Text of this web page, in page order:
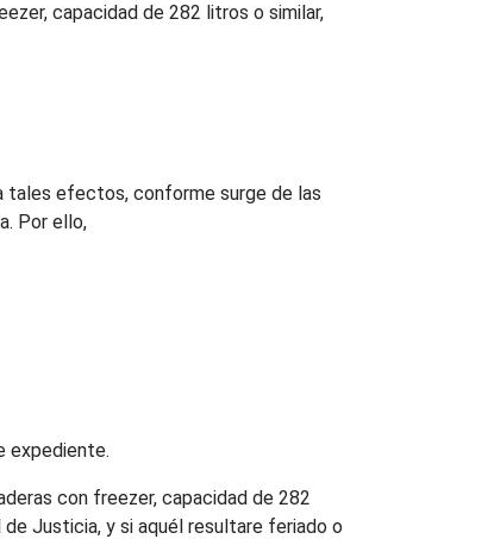
capacidad de 282 litros o similar,
tales efectos, conforme surge de las
Por ello,
expediente.
con freezer, capacidad de 282
Justicia, y si aquél resultare feriado o